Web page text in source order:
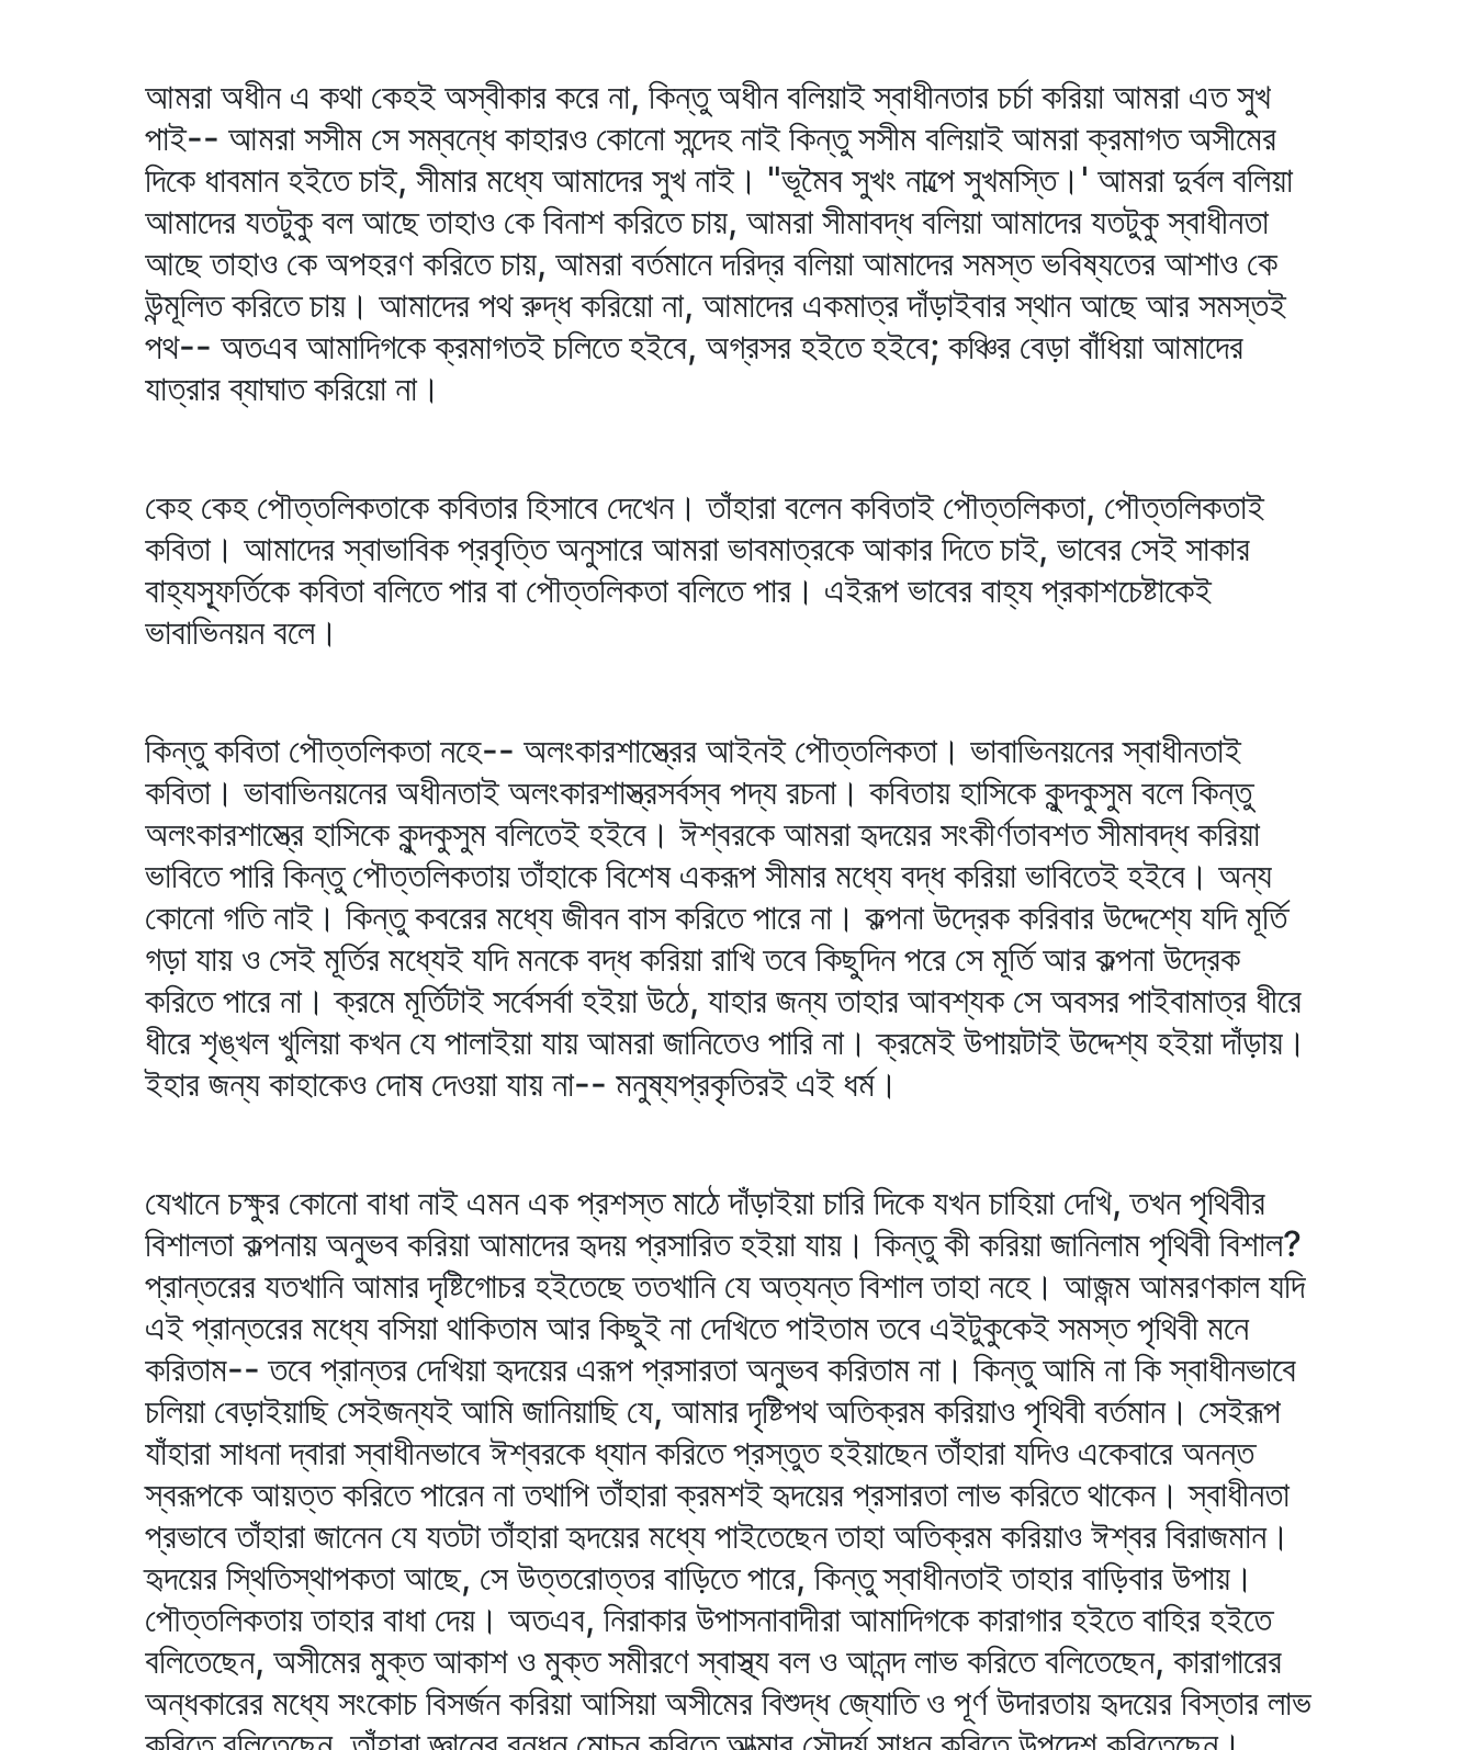
আমরা অধীন এ কথা কেহই অস্বীকার করে না, কিন্তু অধীন বলিয়াই স্বাধীনতার চর্চা করিয়া আমরা এত সুখ
পাই-- আমরা সসীম সে সম্বন্ধে কাহারও কোনো সন্দেহ নাই কিন্তু সসীম বলিয়াই আমরা ক্রমাগত অসীমের
দিকে ধাবমান হইতে চাই, সীমার মধ্যে আমাদের সুখ নাই। "ভূমৈব সুখং নাল্পে সুখমস্তি।' আমরা দুর্বল বলিয়া
আমাদের যতটুকু বল আছে তাহাও কে বিনাশ করিতে চায়, আমরা সীমাবদ্ধ বলিয়া আমাদের যতটুকু স্বাধীনতা
আছে তাহাও কে অপহরণ করিতে চায়, আমরা বর্তমানে দরিদ্র বলিয়া আমাদের সমস্ত ভবিষ্যতের আশাও কে
উন্মূলিত করিতে চায়। আমাদের পথ রুদ্ধ করিয়ো না, আমাদের একমাত্র দাঁড়াইবার স্থান আছে আর সমস্তই
পথ-- অতএব আমাদিগকে ক্রমাগতই চলিতে হইবে, অগ্রসর হইতে হইবে; কঞ্চির বেড়া বাঁধিয়া আমাদের
যাত্রার ব্যাঘাত করিয়ো না।
কেহ কেহ পৌত্তলিকতাকে কবিতার হিসাবে দেখেন। তাঁহারা বলেন কবিতাই পৌত্তলিকতা, পৌত্তলিকতাই
কবিতা। আমাদের স্বাভাবিক প্রবৃত্তি অনুসারে আমরা ভাবমাত্রকে আকার দিতে চাই, ভাবের সেই সাকার
বাহ্যস্ফূর্তিকে কবিতা বলিতে পার বা পৌত্তলিকতা বলিতে পার। এইরূপ ভাবের বাহ্য প্রকাশচেষ্টাকেই
ভাবাভিনয়ন বলে।
কিন্তু কবিতা পৌত্তলিকতা নহে-- অলংকারশাস্ত্রের আইনই পৌত্তলিকতা। ভাবাভিনয়নের স্বাধীনতাই
কবিতা। ভাবাভিনয়নের অধীনতাই অলংকারশাস্ত্রসর্বস্ব পদ্য রচনা। কবিতায় হাসিকে কুন্দকুসুম বলে কিন্তু
অলংকারশাস্ত্রে হাসিকে কুন্দকুসুম বলিতেই হইবে। ঈশ্বরকে আমরা হৃদয়ের সংকীর্ণতাবশত সীমাবদ্ধ করিয়া
ভাবিতে পারি কিন্তু পৌত্তলিকতায় তাঁহাকে বিশেষ একরূপ সীমার মধ্যে বদ্ধ করিয়া ভাবিতেই হইবে। অন্য
কোনো গতি নাই। কিন্তু কবরের মধ্যে জীবন বাস করিতে পারে না। কল্পনা উদ্রেক করিবার উদ্দেশ্যে যদি মূর্তি
গড়া যায় ও সেই মূর্তির মধ্যেই যদি মনকে বদ্ধ করিয়া রাখি তবে কিছুদিন পরে সে মূর্তি আর কল্পনা উদ্রেক
করিতে পারে না। ক্রমে মূর্তিটাই সর্বেসর্বা হইয়া উঠে, যাহার জন্য তাহার আবশ্যক সে অবসর পাইবামাত্র ধীরে
ধীরে শৃঙ্খল খুলিয়া কখন যে পালাইয়া যায় আমরা জানিতেও পারি না। ক্রমেই উপায়টাই উদ্দেশ্য হইয়া দাঁড়ায়।
ইহার জন্য কাহাকেও দোষ দেওয়া যায় না-- মনুষ্যপ্রকৃতিরই এই ধর্ম।
যেখানে চক্ষুর কোনো বাধা নাই এমন এক প্রশস্ত মাঠে দাঁড়াইয়া চারি দিকে যখন চাহিয়া দেখি, তখন পৃথিবীর
বিশালতা কল্পনায় অনুভব করিয়া আমাদের হৃদয় প্রসারিত হইয়া যায়। কিন্তু কী করিয়া জানিলাম পৃথিবী বিশাল?
প্রান্তরের যতখানি আমার দৃষ্টিগোচর হইতেছে ততখানি যে অত্যন্ত বিশাল তাহা নহে। আজন্ম আমরণকাল যদি
এই প্রান্তরের মধ্যে বসিয়া থাকিতাম আর কিছুই না দেখিতে পাইতাম তবে এইটুকুকেই সমস্ত পৃথিবী মনে
করিতাম-- তবে প্রান্তর দেখিয়া হৃদয়ের এরূপ প্রসারতা অনুভব করিতাম না। কিন্তু আমি না কি স্বাধীনভাবে
চলিয়া বেড়াইয়াছি সেইজন্যই আমি জানিয়াছি যে, আমার দৃষ্টিপথ অতিক্রম করিয়াও পৃথিবী বর্তমান। সেইরূপ
যাঁহারা সাধনা দ্বারা স্বাধীনভাবে ঈশ্বরকে ধ্যান করিতে প্রস্তুত হইয়াছেন তাঁহারা যদিও একেবারে অনন্ত
স্বরূপকে আয়ত্ত করিতে পারেন না তথাপি তাঁহারা ক্রমশই হৃদয়ের প্রসারতা লাভ করিতে থাকেন। স্বাধীনতা
প্রভাবে তাঁহারা জানেন যে যতটা তাঁহারা হৃদয়ের মধ্যে পাইতেছেন তাহা অতিক্রম করিয়াও ঈশ্বর বিরাজমান।
হৃদয়ের স্থিতিস্থাপকতা আছে, সে উত্তরোত্তর বাড়িতে পারে, কিন্তু স্বাধীনতাই তাহার বাড়িবার উপায়।
পৌত্তলিকতায় তাহার বাধা দেয়। অতএব, নিরাকার উপাসনাবাদীরা আমাদিগকে কারাগার হইতে বাহির হইতে
বলিতেছেন, অসীমের মুক্ত আকাশ ও মুক্ত সমীরণে স্বাস্থ্য বল ও আনন্দ লাভ করিতে বলিতেছেন, কারাগারের
অন্ধকারের মধ্যে সংকোচ বিসর্জন করিয়া আসিয়া অসীমের বিশুদ্ধ জ্যোতি ও পূর্ণ উদারতায় হৃদয়ের বিস্তার লাভ